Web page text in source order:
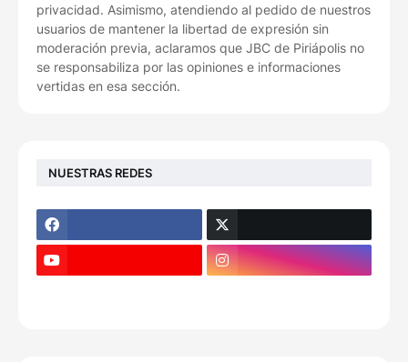
privacidad. Asimismo, atendiendo al pedido de nuestros
usuarios de mantener la libertad de expresión sin
moderación previa, aclaramos que JBC de Piriápolis no
se responsabiliza por las opiniones e informaciones
vertidas en esa sección.
NUESTRAS REDES